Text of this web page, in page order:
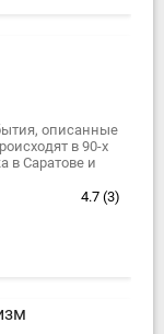
описанные
в 90-х
в Саратове и
сбыта
4.7 (3)